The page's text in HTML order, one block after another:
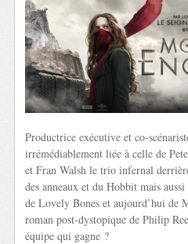
Productrice exécutive et co-
irrémédiablement liée à celle de
et Fran Walsh le trio infernal
des anneaux et du Hobbit mais
de Lovely Bones et aujourd’hui de
roman post-dystopique de Philip
équipe qui gagne ?